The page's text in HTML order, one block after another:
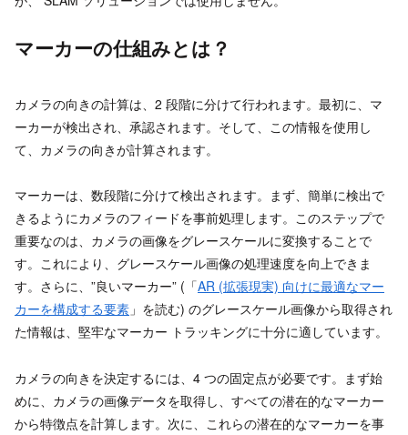
マーカーの仕組みとは？
カメラの向きの計算は、2 段階に分けて行われます。最初に、マ
ーカーが検出され、承認されます。そして、この情報を使用し
て、カメラの向きが計算されます。
マーカーは、数段階に分けて検出されます。まず、簡単に検出で
きるようにカメラのフィードを事前処理します。このステップで
重要なのは、カメラの画像をグレースケールに変換することで
す。これにより、グレースケール画像の処理速度を向上できま
す。さらに、”良いマーカー” (「AR (拡張現実) 向けに最適なマー
カーを構成する要素 」を読む) のグレースケール画像から取得され
た情報は、堅牢なマーカー トラッキングに十分に適しています。
カメラの向きを決定するには、4 つの固定点が必要です。まず始
めに、カメラの画像データを取得し、すべての潜在的なマーカー
から特徴点を計算します。次に、これらの潜在的なマーカーを事